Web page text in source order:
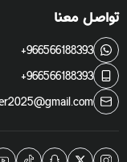
تواصل معنا
+966566188393
+966566188393